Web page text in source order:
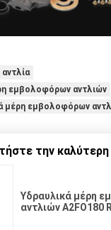
εμβολοφόρων αντλιών
μέρη εμβολοφόρων
την καλύτερη
Υδραυλικά μέρη
αντλιών A2FO180